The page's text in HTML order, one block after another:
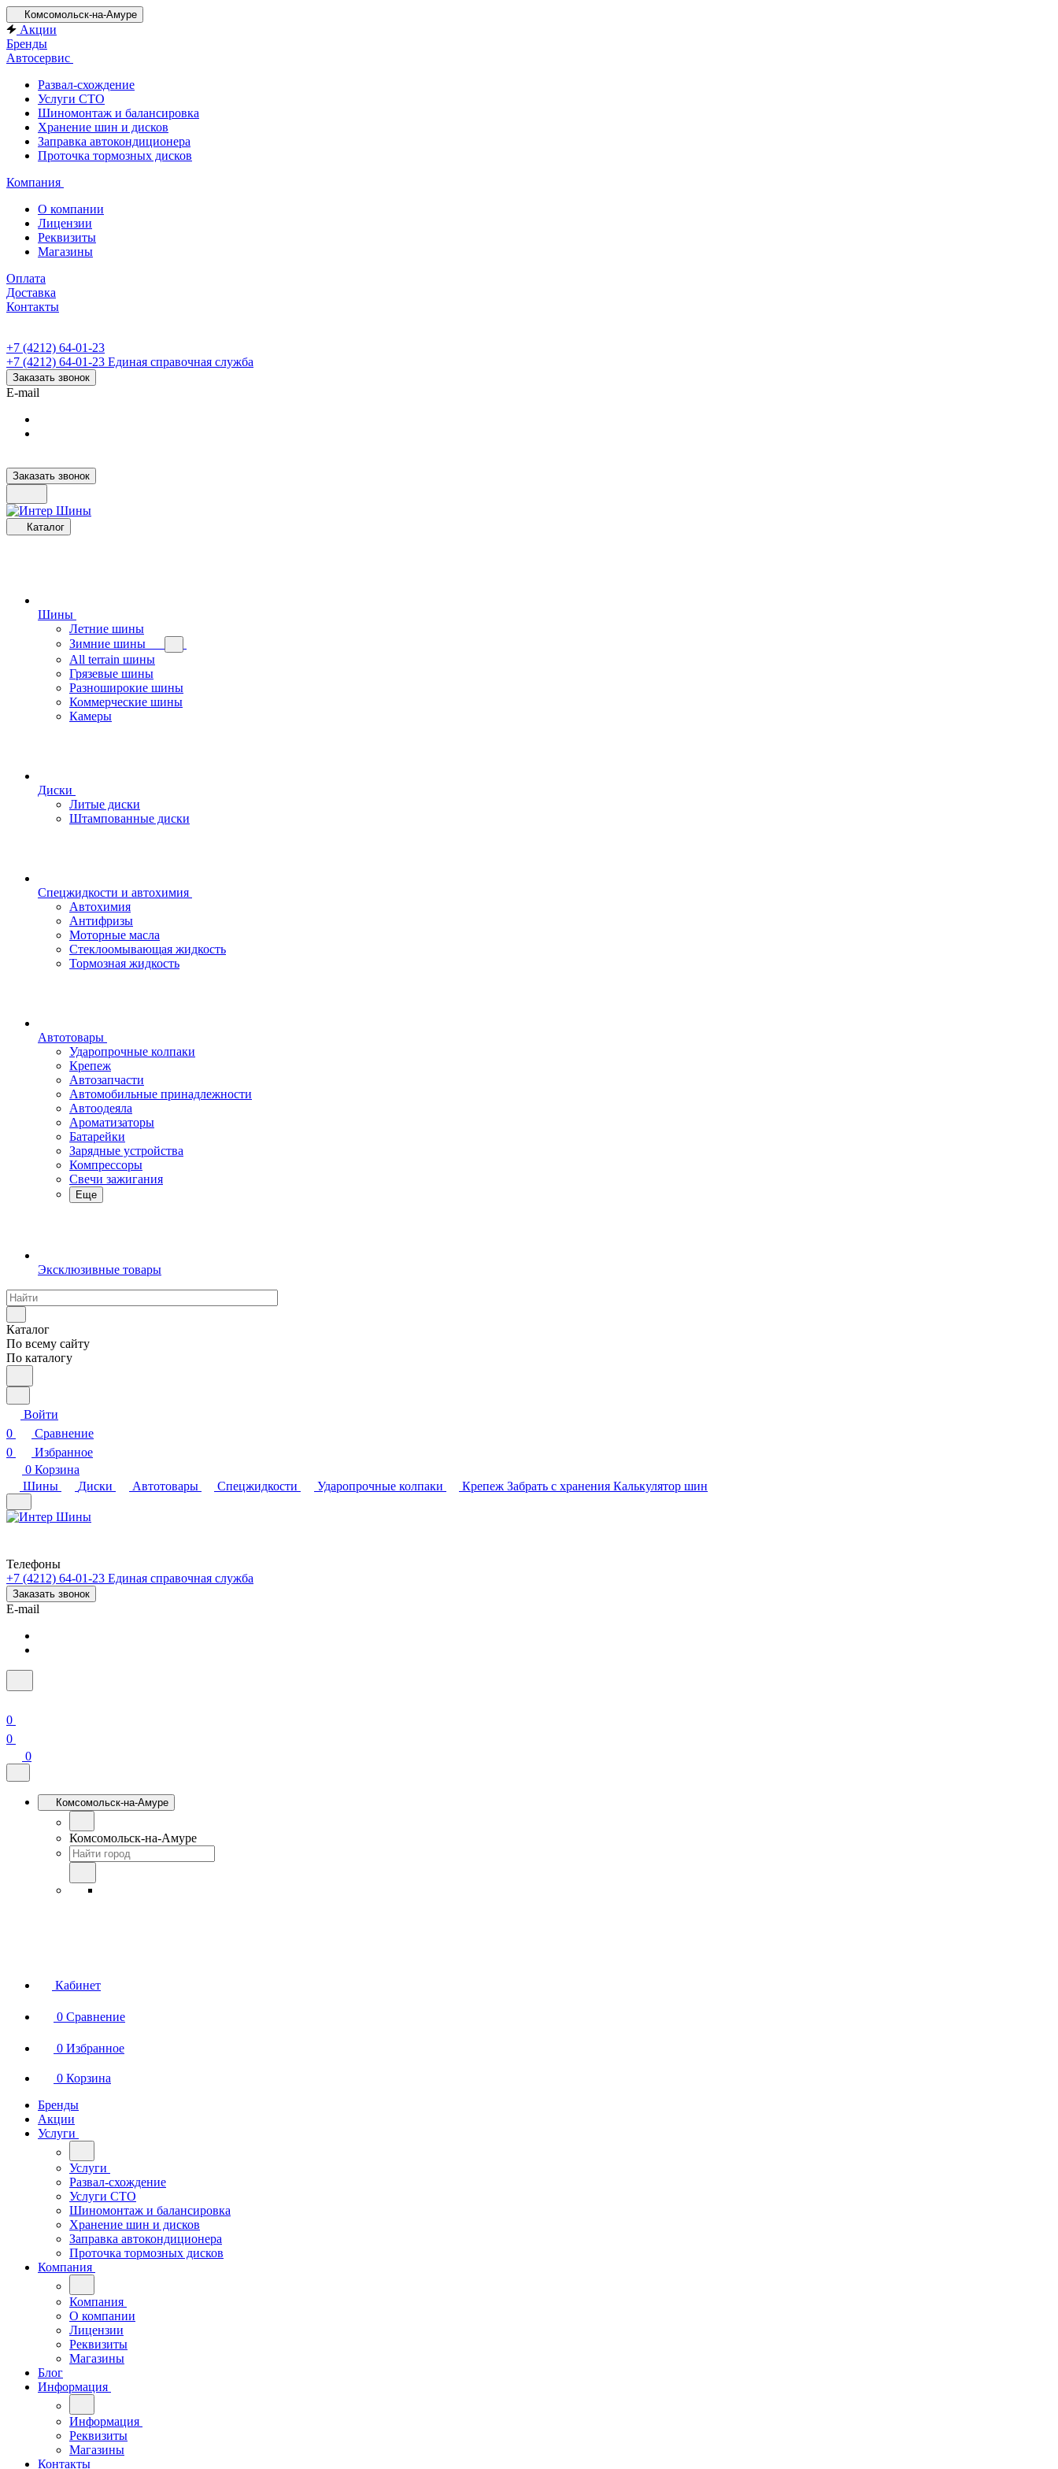
Комсомольск-на-Амуре
Акции
Бренды
Автосервис
Развал-схождение
Услуги СТО
Шиномонтаж и балансировка
Хранение шин и дисков
Заправка автокондиционера
Проточка тормозных дисков
Компания
О компании
Лицензии
Реквизиты
Магазины
Оплата
Доставка
Контакты
+7 (4212) 64-01-23
+7 (4212) 64-01-23 Единая справочная служба
Заказать звонок
E-mail
Заказать звонок
Каталог
Шины
Летние шины
Зимние шины
All terrain шины
Грязевые шины
Разноширокие шины
Коммерческие шины
Камеры
Диски
Литые диски
Штампованные диски
Спецжидкости и автохимия
Автохимия
Антифризы
Моторные масла
Стеклоомывающая жидкость
Тормозная жидкость
Автотовары
Ударопрочные колпаки
Крепеж
Автозапчасти
Автомобильные принадлежности
Автоодеяла
Ароматизаторы
Батарейки
Зарядные устройства
Компрессоры
Свечи зажигания
Еще
Эксклюзивные товары
Каталог
По всему сайту
По каталогу
Войти
0
Сравнение
0
Избранное
0 Корзина
Шины
Диски Автотовары Спецжидкости Ударопрочные колпаки Крепеж Забрать с хранения Калькулятор шин
Телефоны
+7 (4212) 64-01-23 Единая справочная служба
Заказать звонок
E-mail
0
0
0
Комсомольск-на-Амуре
Комсомольск-на-Амуре
Кабинет
0 Сравнение
0 Избранное
0 Корзина
Бренды
Акции
Услуги
Услуги
Развал-схождение
Услуги СТО
Шиномонтаж и балансировка
Хранение шин и дисков
Заправка автокондиционера
Проточка тормозных дисков
Компания
Компания
О компании
Лицензии
Реквизиты
Магазины
Блог
Информация
Информация
Реквизиты
Магазины
Контакты